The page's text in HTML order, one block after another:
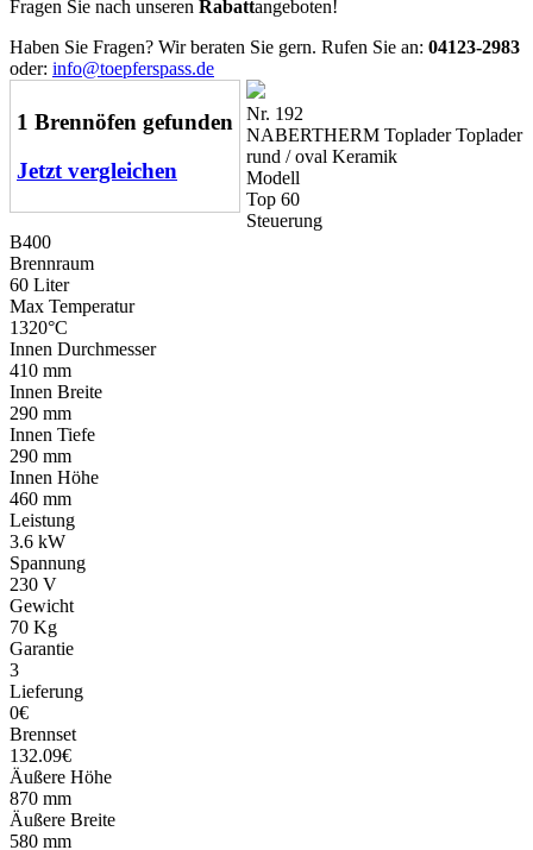
Fragen Sie nach unseren Rabattangeboten!
Haben Sie Fragen? Wir beraten Sie gern. Rufen Sie an: 04123-2983
oder: info@toepferspass.de
1 Brennöfen gefunden
Jetzt vergleichen
Nr. 192
NABERTHERM Toplader Toplader
rund / oval Keramik
Modell
Top 60
Steuerung
B400
Brennraum
60 Liter
Max Temperatur
1320°C
Innen Durchmesser
410 mm
Innen Breite
290 mm
Innen Tiefe
290 mm
Innen Höhe
460 mm
Leistung
3.6 kW
Spannung
230 V
Gewicht
70 Kg
Garantie
3
Lieferung
0€
Brennset
132.09€
Äußere Höhe
870 mm
Äußere Breite
580 mm